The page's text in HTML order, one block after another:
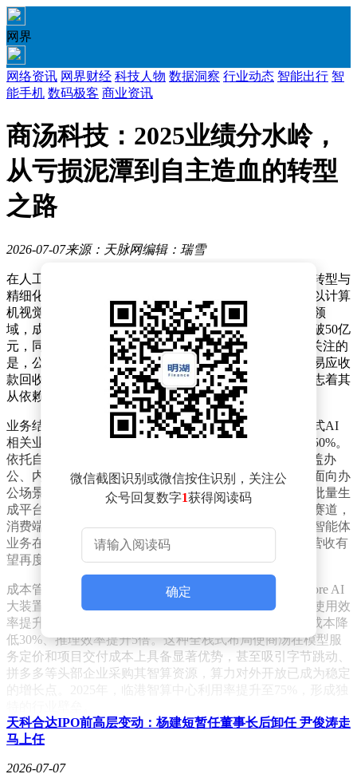
网界
网络资讯 网界财经 科技人物 数据洞察 行业动态 智能出行 智
能手机 数码极客 商业资讯
商汤科技：2025业绩分水岭，
从亏损泥潭到自主造血的转型
之路
2026-07-07来源：天脉网编辑：瑞雪
在人工智能行业历经起伏的背景下，商汤科技凭借战略转型与
精细化运营，交出了一份令市场瞩目的成绩单。这家曾以计算
机视觉技术闻名的企业，通过将发展重心转向生成式AI领
域，成功突破传统业务瓶颈，在2025年实现全年营收突破50亿
元，同比增幅超30%，净亏损同比收窄近六成。更值得关注的
是，公司在下半年首次实现正向经营性现金流，全年贸易应收
款回收规模创历史新高，资金周转周期缩短近百天，标志着其
从依赖外部融资转向自主造血的关键转折。
业务结构调整是商汤逆袭的核心驱动力。2025年，生成式AI
相关业务收入占比突破七成，达到36亿元，同比增长超50%。
依托自研的“日日新”系列多模态大模型，公司构建了覆盖办
公、内容生产、企业服务等多场景的产品矩阵。其中，面向办
公场景的智能体工具月活跃用户数实现数倍增长，短剧批量生
成平台和品牌营销智能体分别切入内容创作与企业服务赛道，
消费端的Kapi相机则验证了AI硬件的商业化潜力。新兴智能体
业务在2025年收入增幅超90%，券商预测2026年该板块营收有
望再度翻倍。
成本管控能力成为商汤竞争的另一张王牌。通过SenseCore AI
大装置底座的软硬件协同优化，临港智算中心二期算力使用效
率提升20%，6200亿参数MoE混合专家架构将模型训练成本降
低30%、推理效率提升5倍。这种全栈式布局使商汤在模型服
务定价和项目交付成本上具备显著优势，甚至吸引字节跳动、
拼多多等头部企业采购其智算资源，算力对外开放已成为稳定
的增长点。2025年，临港智算中心利用率提升至75%，形成独
战略层面的“1+X”生态布局进一步释放协同效应。以生成式AI
给的母舰职能；智能汽车、医疗、机器人等垂直赛道的“X”子
微信截图识别或微信按住识别，关注公
众号回复数字1获得阅读码
确定
天科合达IPO前高层变动：杨建短暂任董事长后卸任 尹俊涛走
马上任
2026-07-07